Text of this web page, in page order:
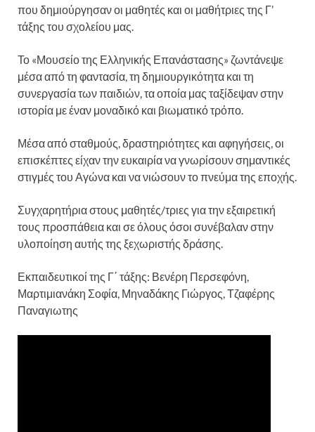
που δημιούργησαν οι μαθητές και οι μαθήτριες της Γ’
τάξης του σχολείου μας.
Το «Μουσείο της Ελληνικής Επανάστασης» ζωντάνεψε
μέσα από τη φαντασία, τη δημιουργικότητα και τη
συνεργασία των παιδιών, τα οποία μας ταξίδεψαν στην
ιστορία με έναν μοναδικό και βιωματικό τρόπο.
Μέσα από σταθμούς, δραστηριότητες και αφηγήσεις, οι
επισκέπτες είχαν την ευκαιρία να γνωρίσουν σημαντικές
στιγμές του Αγώνα και να νιώσουν το πνεύμα της εποχής.
Συγχαρητήρια στους μαθητές/τριες για την εξαιρετική
τους προσπάθεια και σε όλους όσοι συνέβαλαν στην
υλοποίηση αυτής της ξεχωριστής δράσης.
Εκπαιδευτικοί της Γ΄ τάξης: Βενέρη Περσεφόνη,
Μαρτιμιανάκη Σοφία, Μηναδάκης Γιώργος, Τζαφέρης
Παναγιωτης